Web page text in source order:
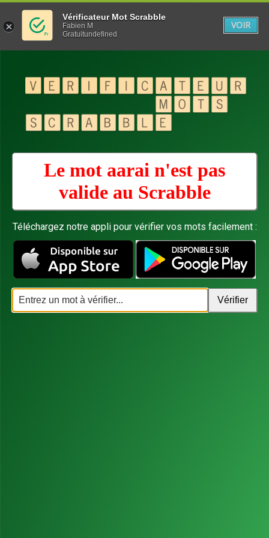
Le mot aarai n'est pas
valide au Scrabble
Téléchargez notre appli pour vérifier vos mots facilement :
Vérificateur Mot Scrabble
Fabien M
Gratuitundefined
VOIR